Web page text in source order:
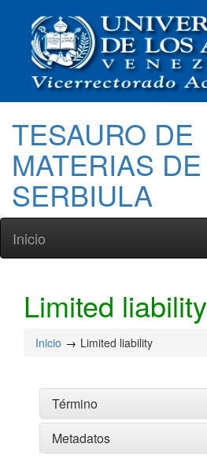
TESAURO DE
MATERIAS DE
SERBIULA
Inicio
Limited liability
Inicio Limited liability
Término
Metadatos